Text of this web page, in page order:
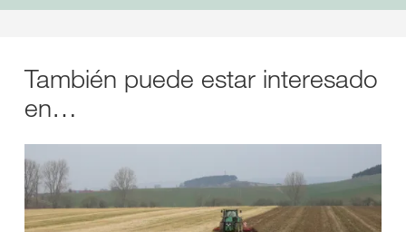
También puede estar interesado
en…